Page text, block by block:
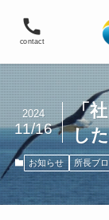
contact
「
した
2024
11/16
お知らせ 所長ブ